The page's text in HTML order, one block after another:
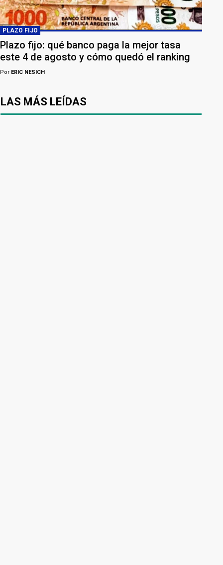
PLAZO FIJO
Plazo fijo: qué banco paga la mejor tasa
este 4 de agosto y cómo quedó el ranking
Por ERIC NESICH
LAS MÁS LEÍDAS